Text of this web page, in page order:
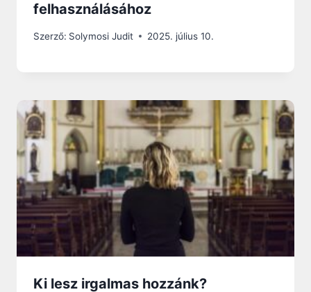
felhasználásához
Szerző: Solymosi Judit 2025. július 10.
Ki lesz irgalmas hozzánk?